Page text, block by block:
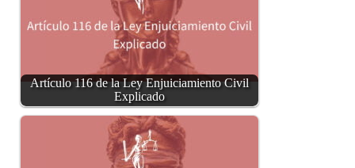
Artículo 116 de la Ley Enjuiciamiento Civil
Explicado